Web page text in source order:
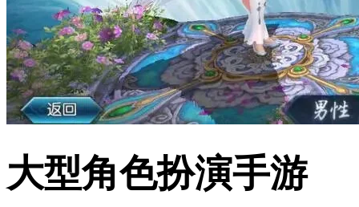
大型角色扮演手游